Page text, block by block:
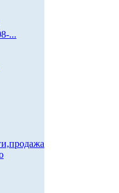
...